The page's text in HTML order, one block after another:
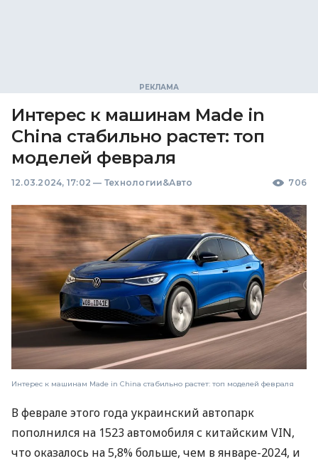
Интерес к машинам Made in
China стабильно растет: топ
моделей февраля
12.03.2024, 17:02 — Технологии&Авто 706
Интерес к машинам Made in China стабильно растет: топ моделей февраля
В феврале этого года украинский автопарк
пополнился на 1523 автомобиля с китайским VIN,
что оказалось на 5,8% больше, чем в январе-2024, и